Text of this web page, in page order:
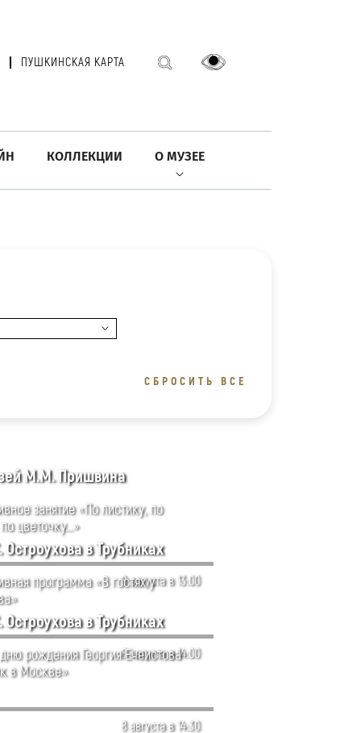
ПУШКИНСКАЯ КАРТА
КОЛЛЕКЦИИ О МУЗЕЕ
СБРОСИТЬ ВСЕ
8 августа в 13:00
М.М. Пришвина
занятие «По листику, по
цветочку…»
8 августа в 14:00
в Трубниках
программа «В гостях у
8 августа в 14:30
в Трубниках
рождения Георгия Ечеистова
в Москве»